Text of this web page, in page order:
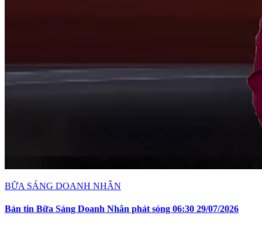
BỮA SÁNG DOANH NHÂN
Bản tin Bữa Sáng Doanh Nhân phát sóng 06:30 29/07/2026